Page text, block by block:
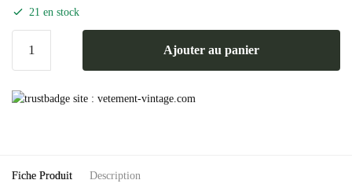
21 en stock
Murale
Ajouter au panier
Fiche Produit Description